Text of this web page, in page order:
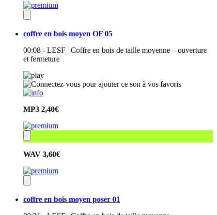
coffre en bois moyen OF 05
00:08 - LESF | Coffre en bois de taille moyenne – ouverture
et fermeture
MP3 2,40€
WAV 3,60€
coffre en bois moyen poser 01